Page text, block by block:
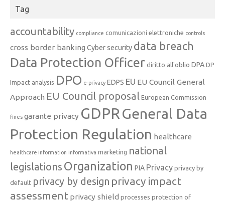
Tag
accountability compliance comunicazioni elettroniche controls
cross border banking Cyber security data breach
Data Protection Officer diritto all'oblio DPA DP
Impact analysis DPO e-privacy EDPS EU EU Council General
Approach EU Council proposal European Commission
fines garante privacy GDPRGeneral Data
Protection Regulation healthcare
healthcare information informativa marketing national
legislations Organization PIA Privacy privacy by
default privacy by design privacy impact
assessment privacy shield processes protection of